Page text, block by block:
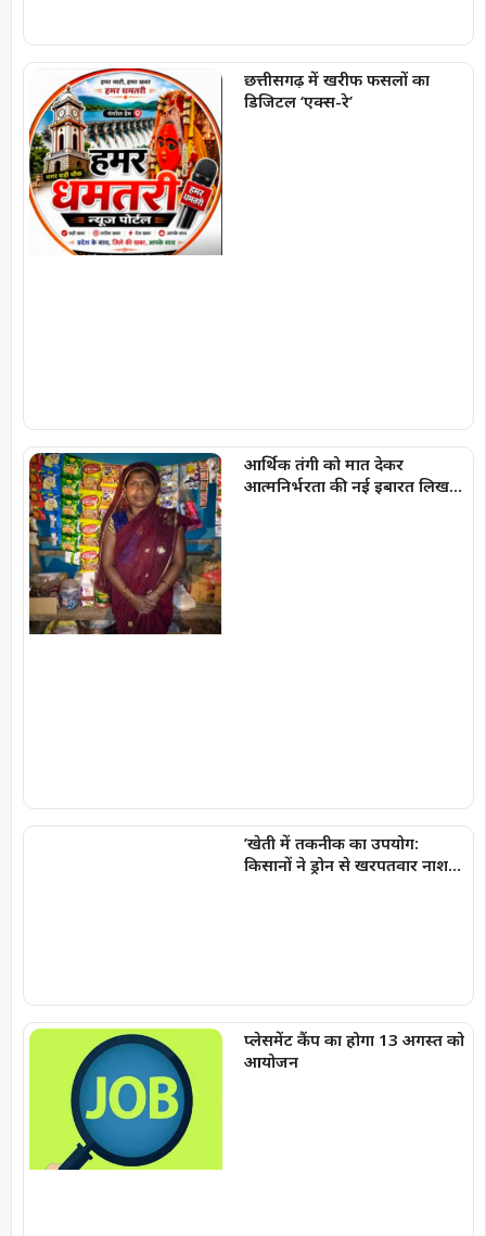
छत्तीसगढ़ में खरीफ फसलों का
डिजिटल ‘एक्स-रे’
आर्थिक तंगी को मात देकर
आत्मनिर्भरता की नई इबारत लिख
’खेती में तकनीक का उपयोग:
किसानों ने ड्रोन से खरपतवार नाशक
प्लेसमेंट कैंप का होगा 13 अगस्त को
आयोजन